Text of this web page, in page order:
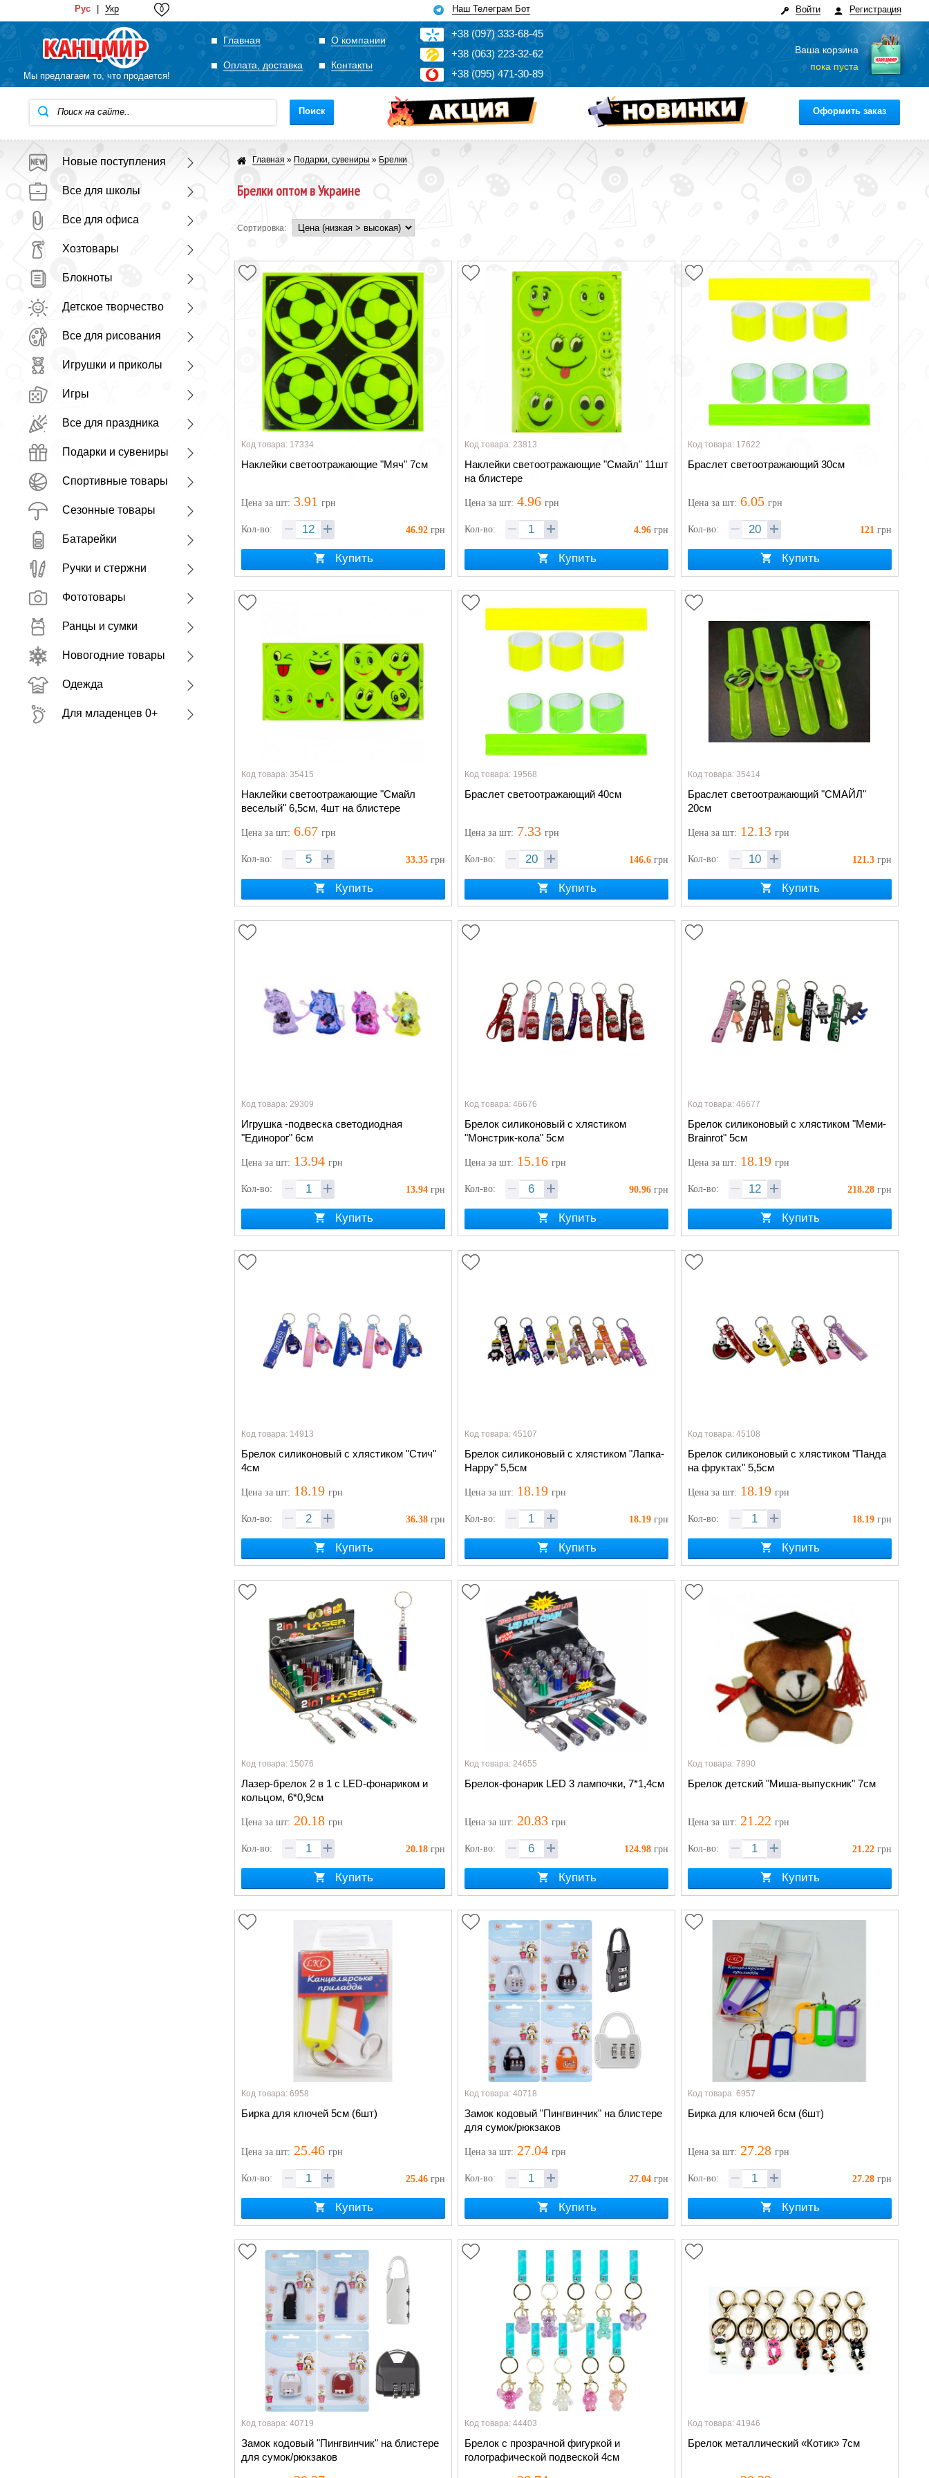
Рус Укр 0 Наш Телеграм Бот Регистрация
Войти
Мы предлагаем то, что продается!
Главная О компании
Оплата, доставка Контакты
+38 (097)333-68-45
+38 (063) 223-32-62
+38 (095) 471-30-89
Ваша корзина
пока пуста
Поиск Оформить заказ
Новые поступления
Все для школы
Все для офиса
Хозтовары
Блокноты
Детское творчество
Все для рисования
Игрушки и приколы
Игры
Все для праздника
Подарки и сувениры
Спортивные товары
Сезонные товары
Батарейки
Ручки и стержни
Фототовары
Ранцы и сумки
Новогодние товары
Одежда
Для младенцев 0+
Главная » Подарки, сувениры » Брелки
Брелки оптом в Украине
Сортировка:
Код товара: 17334
Наклейки светоотражающие "Мяч" 7см
Цена за шт: 3.91 грн
Кол-во: 46.92 грн
Купить
Код товара: 23813
Наклейки светоотражающие "Смайл" 11шт
на блистере
Ценаза шт: 4.96 грн
Кол-во: 4.96 грн
Купить
Код товара: 17622
Браслет светоотражающий 30см
Ценаза шт: 6.05 грн
Кол-во: 121 грн
Купить
Код товара: 35415
Наклейки светоотражающие "Смайл
веселый" 6,5см, 4шт на блистере
Цена за шт: 6.67 грн
Кол-во: 33.35 грн
Купить
Код товара: 19568
Браслет светоотражающий 40см
Ценаза шт: 7.33 грн
Кол-во: 146.6 грн
Купить
Код товара: 35414
Браслет светоотражающий "СМАЙЛ"
20см
Ценаза шт: 12.13 грн
Кол-во: 121.3 грн
Купить
Код товара: 29309
Игрушка -подвеска светодиодная
"Единорог" 6см
Цена за шт: 13.94 грн
Кол-во: 13.94 грн
Купить
Код товара: 46676
Брелок силиконовый с хлястиком
"Монстрик-кола" 5см
Ценаза шт: 15.16 грн
Кол-во: 90.96 грн
Купить
Код товара: 46677
Брелок силиконовый с хлястиком "Меми-
Brainrot" 5см
Ценаза шт: 18.19 грн
Кол-во: 218.28 грн
Купить
Код товара: 14913
Брелок силиконовый с хлястиком "Стич"
4см
Цена за шт: 18.19 грн
Кол-во: 36.38 грн
Купить
Код товара: 45107
Брелок силиконовый с хлястиком "Лапка-
Happy" 5,5см
Ценаза шт: 18.19 грн
Кол-во: 18.19 грн
Купить
Код товара: 45108
Брелок силиконовый с хлястиком "Панда
на фруктах" 5,5см
Ценаза шт: 18.19 грн
Кол-во: 18.19 грн
Купить
Код товара: 15076
Лазер-брелок 2 в 1 с LED-фонариком и
кольцом, 6*0,9см
Цена за шт: 20.18 грн
Кол-во: 20.18 грн
Купить
Код товара: 24655
Брелок-фонарик LED 3 лампочки, 7*1,4см
Ценаза шт: 20.83 грн
Кол-во: 124.98 грн
Купить
Код товара: 7890
Брелок детский "Миша-выпускник" 7см
Ценаза шт: 21.22 грн
Кол-во: 21.22 грн
Купить
Код товара: 6958
Бирка для ключей 5см (6шт)
Цена за шт: 25.46 грн
Кол-во: 25.46 грн
Купить
Код товара: 40718
Замок кодовый "Пингвинчик" на блистере
для сумок/рюкзаков
Ценаза шт: 27.04 грн
Кол-во: 27.04 грн
Купить
Код товара: 6957
Бирка для ключей 6см (6шт)
Ценаза шт: 27.28 грн
Кол-во: 27.28 грн
Купить
Код товара: 40719
Замок кодовый "Пингвинчик" на блистере
для сумок/рюкзаков
Код товара: 44403
Брелок с прозрачной фигуркой и
голографической подвеской 4см
Код товара: 41946
Брелок металлический «Котик» 7см